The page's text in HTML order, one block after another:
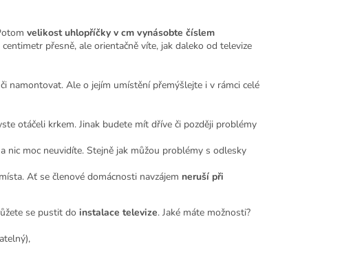
velikost uhlopříčky v cm vynásobte číslem
přesně, ale orientačně víte, jak daleko od televize
namontovat. Ale o jejím umístění přemýšlejte i v rámci celé
otáčeli krkem. Jinak budete mít dříve či později problémy
nic moc neuvidíte. Stejně jak můžou problémy s odlesky
Ať se členové domácnosti navzájem neruší při
se pustit do instalace televize. Jaké máte možnosti?